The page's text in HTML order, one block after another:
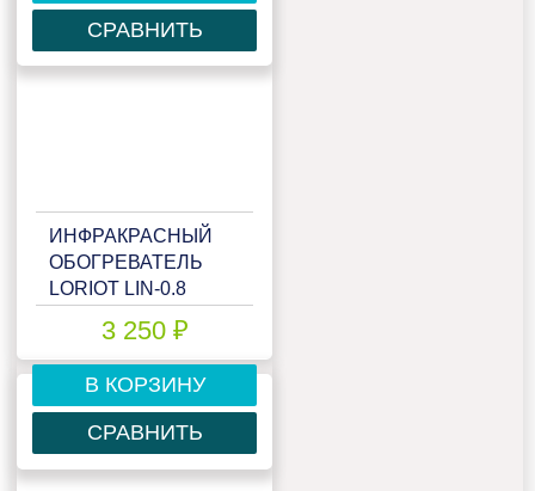
СРАВНИТЬ
ИНФРАКРАСНЫЙ
ОБОГРЕВАТЕЛЬ
LORIOT LIN-0.8
3 250 ₽
В КОРЗИНУ
СРАВНИТЬ